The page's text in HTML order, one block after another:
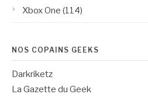
Xbox One (114)
NOS COPAINS GEEKS
Darkriketz
La Gazette du Geek